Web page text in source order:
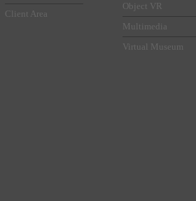
Client Area
Object VR
Multimedia
Virtual Museum